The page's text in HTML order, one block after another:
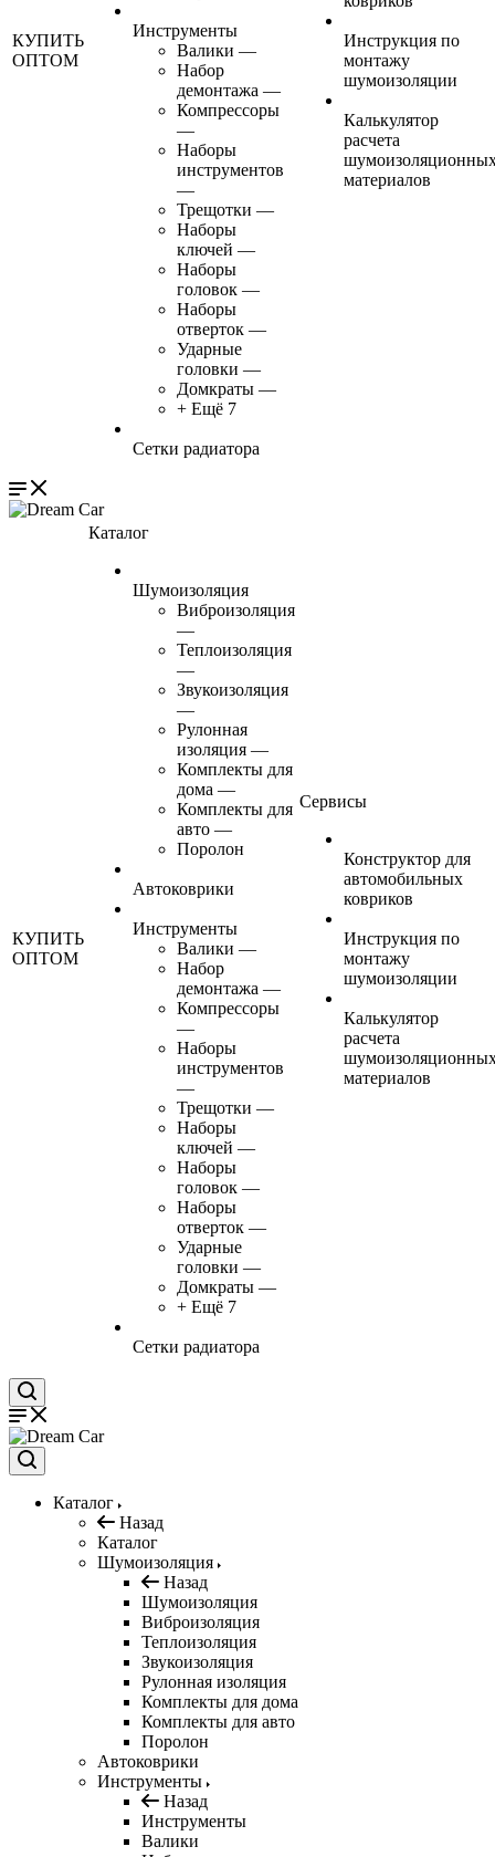
КУПИТЬ
ОПТОМ
Инструменты
Валики —
Набор
демонтажа —
Компрессоры
—
Наборы
инструментов
—
Трещотки —
Наборы
ключей —
Наборы
головок —
Наборы
отверток —
Ударные
головки —
Домкраты —
+ Ещё 7
Сетки радиатора
Инструкция по
монтажу
шумоизоляции
Калькулятор
расчета
материалов
КУПИТЬ
ОПТОМ
Каталог
Шумоизоляция
Виброизоляция
—
Теплоизоляция
—
Звукоизоляция
—
Рулонная
изоляция —
Комплекты для
дома —
Комплекты для
авто —
Поролон
Автоковрики
Инструменты
Валики —
Набор
демонтажа —
Компрессоры
—
Наборы
инструментов
—
Трещотки —
Наборы
ключей —
Наборы
головок —
Наборы
отверток —
Ударные
головки —
Домкраты —
+ Ещё 7
Сетки радиатора
Сервисы
Конструктор для
автомобильных
ковриков
Инструкция по
монтажу
шумоизоляции
Калькулятор
расчета
материалов
Каталог
Назад
Каталог
Шумоизоляция
Назад
Шумоизоляция
Виброизоляция
Теплоизоляция
Звукоизоляция
Рулонная изоляция
Комплекты для дома
Комплекты для авто
Поролон
Автоковрики
Инструменты
Назад
Инструменты
Валики